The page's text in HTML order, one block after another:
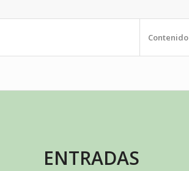
Contenido
ENTRADAS